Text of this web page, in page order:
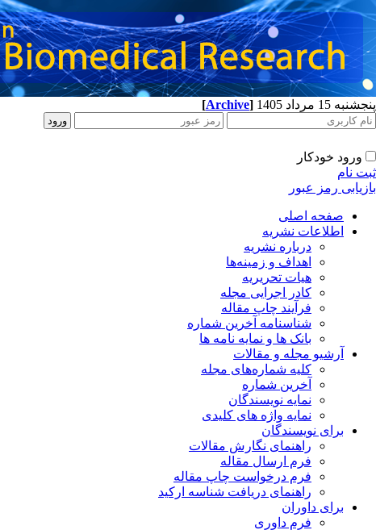
پنجشنبه 15 مرداد 1405 [Archive]
ورود خودکار
ثبت نام
بازیابی رمز عبور
صفحه اصلی
اطلاعات نشریه
درباره نشریه
اهداف و زمینه‌ها
هیات تحریریه
کادر اجرایی مجله
فرآیند چاپ مقاله
شناسنامه آخرین شماره
بانک ها و نمایه نامه ها
آرشیو مجله و مقالات
کلیه شماره‌های مجله
آخرین شماره
نمایه نویسندگان
نمایه واژه های کلیدی
برای نویسندگان
راهنمای نگارش مقالات
فرم ارسال مقاله
فرم درخواست چاپ مقاله
راهنمای دریافت شناسه ارکید
برای داوران
فرم داوری